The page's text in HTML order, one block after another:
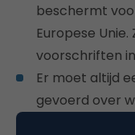
beschermt
Europese
voorschriften
Er moet altijd
gevoerd over
passend’ is